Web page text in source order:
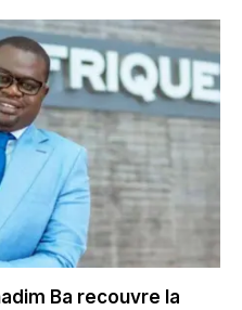
Ba recouvre la